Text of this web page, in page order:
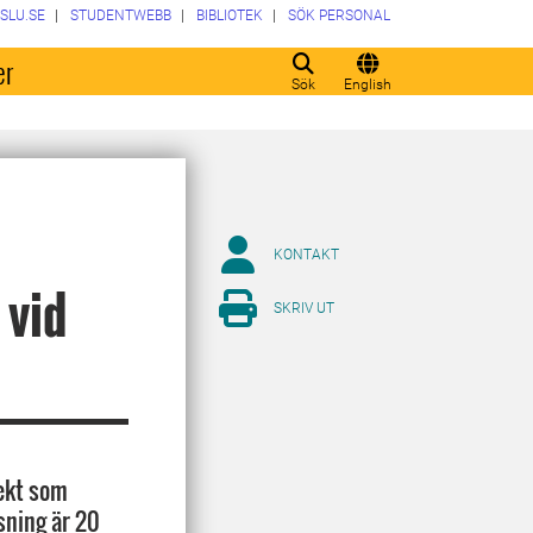
Sök English
SLU.SE STUDENTWEBB BIBLIOTEK SÖK PERSONAL
som
är 20
KONTAKT
SKRIV UT